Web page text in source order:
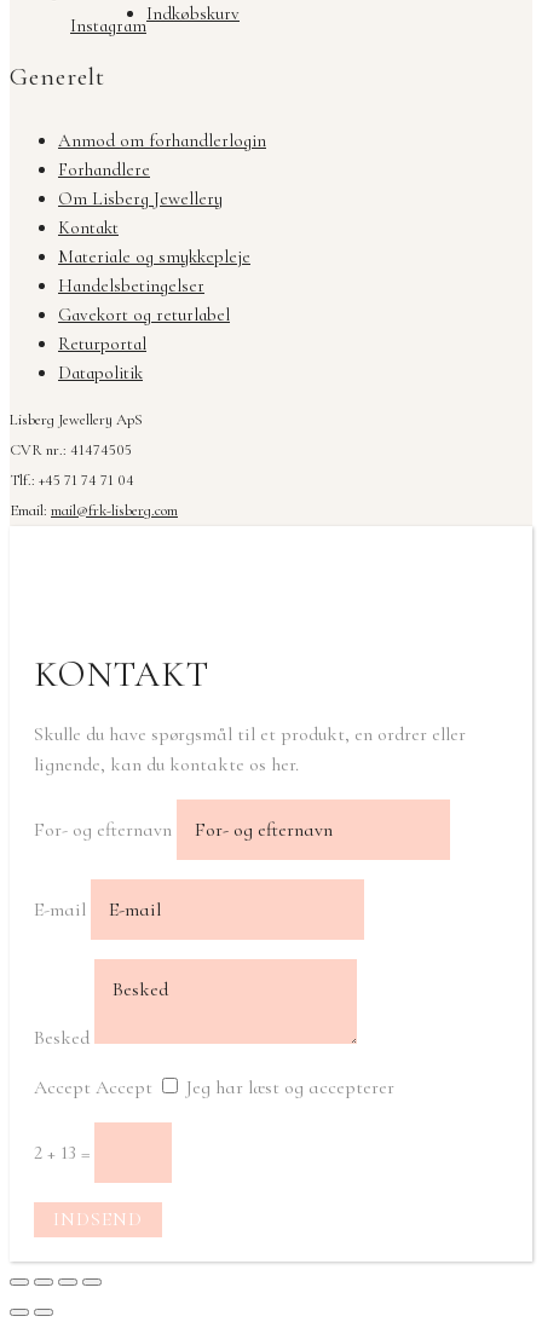
Instagram
Indkøbskurv
Generelt
Anmod om forhandlerlogin
Forhandlere
Om Lisberg Jewellery
Kontakt
Materiale og smykkepleje
Handelsbetingelser
Gavekort og returlabel
Returportal
Datapolitik
Lisberg Jewellery ApS
CVR nr.: 41474505
Tlf.: +45 71 74 71 04
Email: mail@frk-lisberg.com
KONTAKT
Skulle du have spørgsmål til et produkt, en ordrer eller
lignende, kan du kontakte os her.
For- og efternavn
E-mail
Besked
Accept Accept Jeg har læst og accepterer
2 + 13 =
INDSEND